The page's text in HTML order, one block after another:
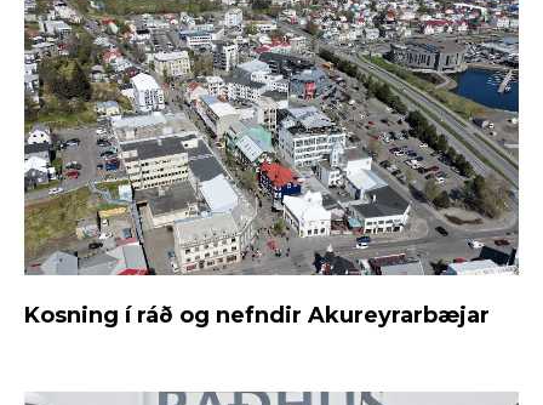
Kosning í ráð og nefndir Akureyrarbæjar